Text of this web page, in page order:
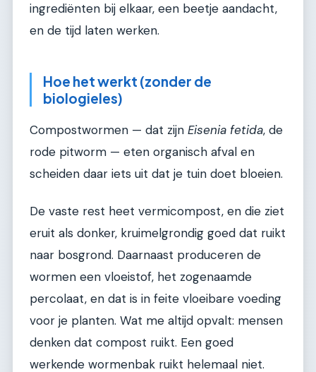
ingrediënten bij elkaar, een beetje aandacht,
en de tijd laten werken.
Hoe het werkt (zonder de
biologieles)
Compostwormen — dat zijn Eisenia fetida, de
rode pitworm — eten organisch afval en
scheiden daar iets uit dat je tuin doet bloeien.
De vaste rest heet vermicompost, en die ziet
eruit als donker, kruimelgrondig goed dat ruikt
naar bosgrond. Daarnaast produceren de
wormen een vloeistof, het zogenaamde
percolaat, en dat is in feite vloeibare voeding
voor je planten. Wat me altijd opvalt: mensen
denken dat compost ruikt. Een goed
werkende wormenbak ruikt helemaal niet.